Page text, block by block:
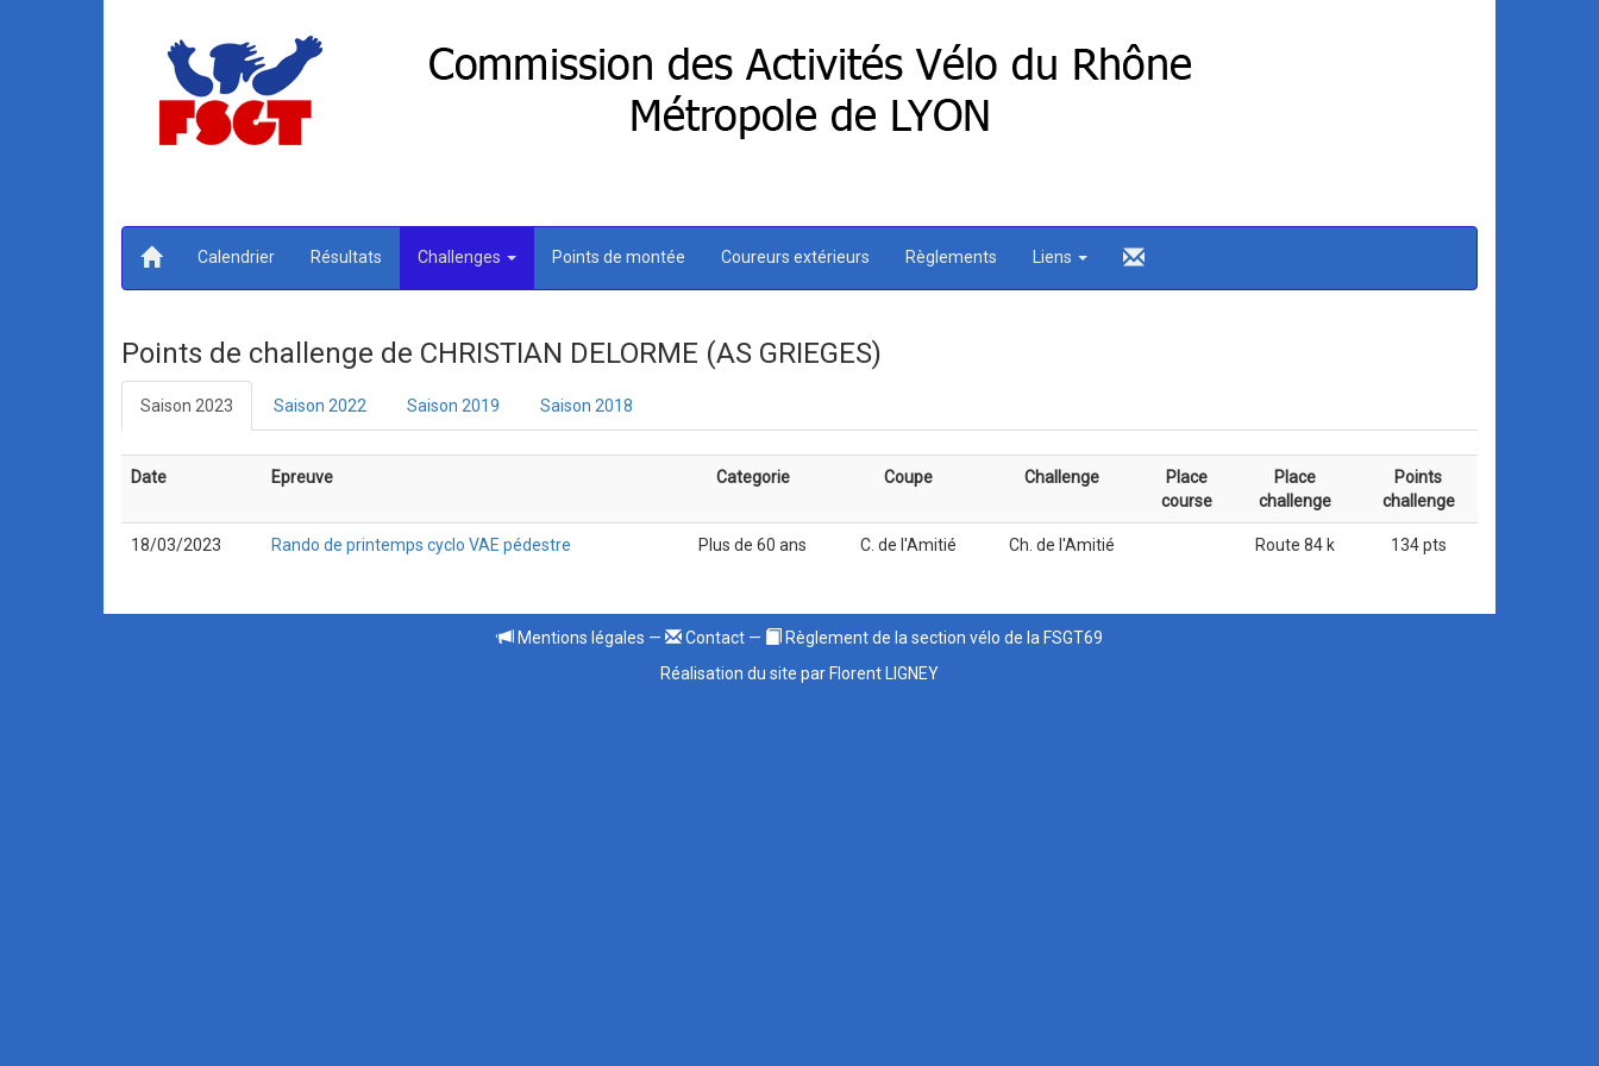
Calendrier Résultats Challenges Points de montée Coureurs extérieurs Règlements Liens
Points de challenge de CHRISTIAN DELORME (AS GRIEGES)
Saison 2023 Saison 2022 Saison 2019 Saison 2018
Date Epreuve Categorie Coupe Challenge
Place
course
Place
challenge
Points
challenge
18/03/2023 Rando de printemps cyclo VAE pédestre Plus de 60 ans C. de l'Amitié Ch. de l'Amitié Route 84 k 134 pts
Mentions légales — Contact—
Règlement de la section vélo de la FSGT69
Réalisation du site par Florent LIGNEY